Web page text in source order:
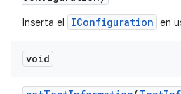
Inserta el IConfiguration en
void